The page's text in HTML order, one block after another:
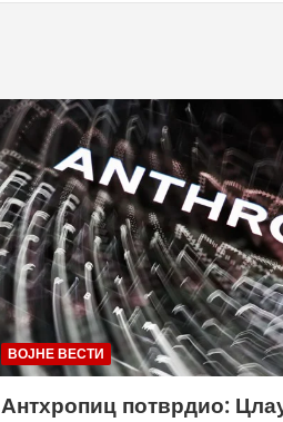
ВОЈНЕ ВЕСТИ
Антхропиц потврдио: